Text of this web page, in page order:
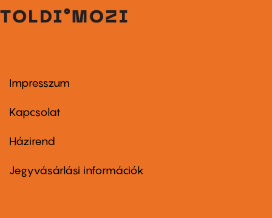
Footer
first
Impresszum
Kapcsolat
Footer
second
Házirend
Jegyvásárlási információk